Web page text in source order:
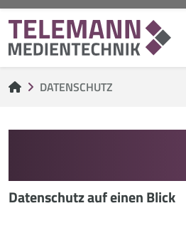
DATENSCHUTZ
DATENSCHUTZ­
Datenschutz auf einen Blick